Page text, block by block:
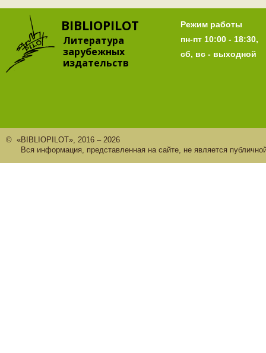
BIBLIOPILOT
Литература
зарубежных
издательств
Режим работы
пн-пт 10:00 - 18:30,
сб, вс - выходной
© «BIBLIOPILOT», 2016 – 2026
Вся информация, представленная на сайте, не является